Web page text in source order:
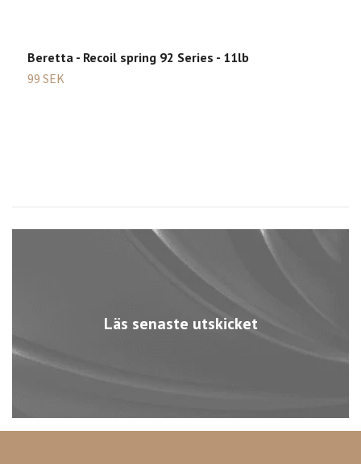
Läs senaste utskicket
Beretta - Recoil spring 92 Series - 11lb
99 SEK